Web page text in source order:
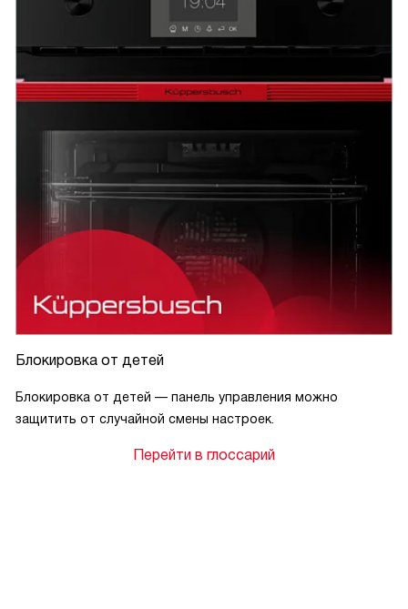
Блокировка от детей
Блокировка от детей — панель управления можно
защитить от случайной смены настроек.
Перейти в глоссарий